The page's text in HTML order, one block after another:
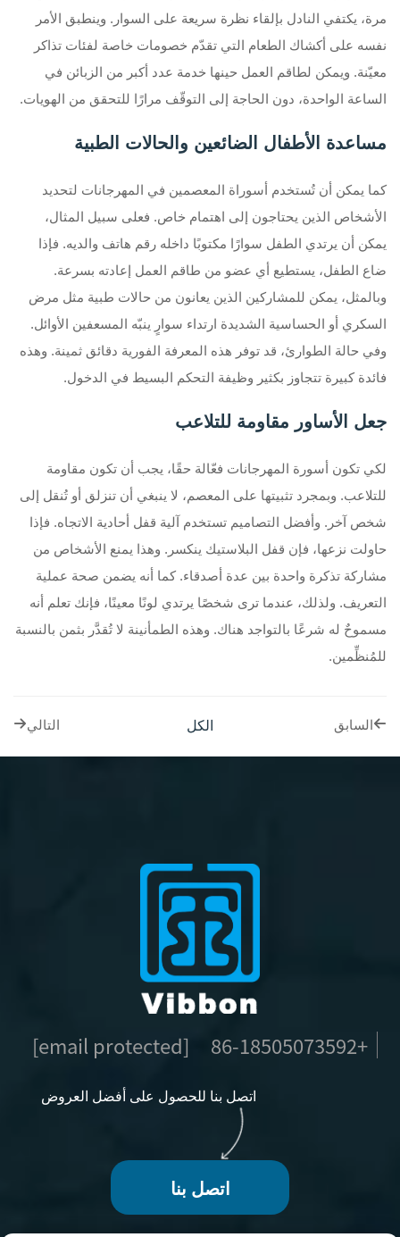
مرة، يكتفي النادل بإلقاء نظرة سريعة على السوار. وينطبق الأمر
نفسه على أكشاك الطعام التي تقدّم خصومات خاصة لفئات تذاكر
معيّنة. ويمكن لطاقم العمل حينها خدمة عدد أكبر من الزبائن في
الساعة الواحدة، دون الحاجة إلى التوقّف مرارًا للتحقق من الهويات.
مساعدة الأطفال الضائعين والحالات الطبية
كما يمكن أن تُستخدم أسوراة المعصمين في المهرجانات لتحديد
الأشخاص الذين يحتاجون إلى اهتمام خاص. فعلى سبيل المثال،
يمكن أن يرتدي الطفل سوارًا مكتوبًا داخله رقم هاتف والديه. فإذا
ضاع الطفل، يستطيع أي عضو من طاقم العمل إعادته بسرعة.
وبالمثل، يمكن للمشاركين الذين يعانون من حالات طبية مثل مرض
السكري أو الحساسية الشديدة ارتداء سوارٍ ينبّه المسعفين الأوائل.
وفي حالة الطوارئ، قد توفر هذه المعرفة الفورية دقائق ثمينة. وهذه
فائدة كبيرة تتجاوز بكثير وظيفة التحكم البسيط في الدخول.
جعل الأساور مقاومة للتلاعب
لكي تكون أسورة المهرجانات فعّالة حقًا، يجب أن تكون مقاومة
للتلاعب. وبمجرد تثبيتها على المعصم، لا ينبغي أن تنزلق أو تُنقل إلى
شخص آخر. وأفضل التصاميم تستخدم آلية قفل أحادية الاتجاه. فإذا
حاولت نزعها، فإن قفل البلاستيك ينكسر. وهذا يمنع الأشخاص من
مشاركة تذكرة واحدة بين عدة أصدقاء. كما أنه يضمن صحة عملية
التعريف. ولذلك، عندما ترى شخصًا يرتدي لونًا معينًا، فإنك تعلم أنه
مسموحٌ له شرعًا بالتواجد هناك. وهذه الطمأنينة لا تُقدَّر بثمن بالنسبة
للمُنظِّمين.
السابق الكل التالي
+86-18505073592
[email protected]
اتصل بنا للحصول على أفضل العروض
اتصل بنا